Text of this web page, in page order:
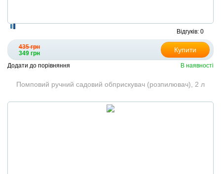
Відгуків: 0
435 грн
349 грн
Купити
Додати до порівняння В наявності
Помповий ручний садовий обприскувач (розпилювач), 2 л